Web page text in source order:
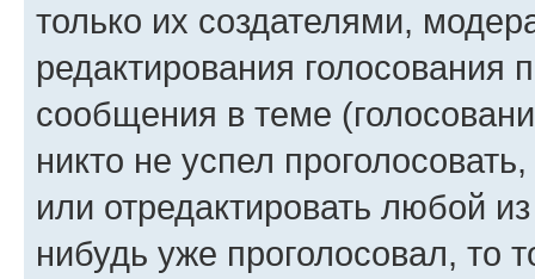
только их создателями,
редактирования голосования
сообщения в теме
никто не успел
или отредактировать любой
нибудь уже проголосовал, то